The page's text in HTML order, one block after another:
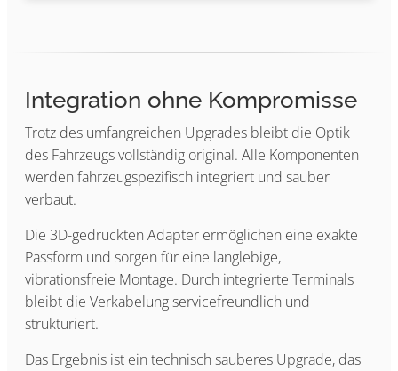
Integration ohne Kompromisse
Trotz des umfangreichen Upgrades bleibt die Optik
des Fahrzeugs vollständig original. Alle Komponenten
werden fahrzeugspezifisch integriert und sauber
verbaut.
Die 3D-gedruckten Adapter ermöglichen eine exakte
Passform und sorgen für eine langlebige,
vibrationsfreie Montage. Durch integrierte Terminals
bleibt die Verkabelung servicefreundlich und
strukturiert.
Das Ergebnis ist ein technisch sauberes Upgrade, das